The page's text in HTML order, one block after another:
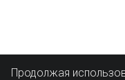
Продолжая